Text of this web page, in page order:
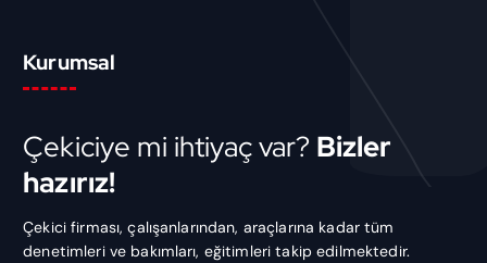
Kurumsal
Çekiciye mi ihtiyaç var? Bizler
hazırız!
Çekici firması, çalışanlarından, araçlarına kadar tüm
denetimleri ve bakımları, eğitimleri takip edilmektedir.